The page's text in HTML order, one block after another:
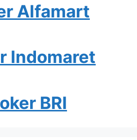
Alfamart
Indomaret
BRI